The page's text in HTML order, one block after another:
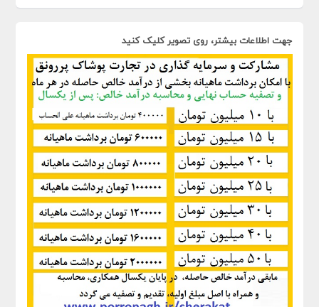
جهت اطلاعات بیشتر، روی تصویر کلیک کنید